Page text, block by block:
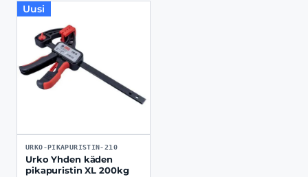
Uusi
URKO-PIKAPURISTIN-210
Urko Yhden käden
pikapuristin XL 200kg